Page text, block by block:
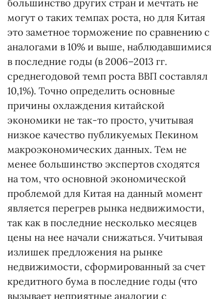
большинство других стран и мечтать не
могут о таких темпах роста, но для Китая
это заметное торможение по сравнению с
аналогами в 10% и выше, наблюдавшимися
в последние годы (в 2006–2013 гг.
среднегодовой темп роста ВВП составлял
10,1%). Точно определить основные
причины охлаждения китайской
экономики не так-то просто, учитывая
низкое качество публикуемых Пекином
макроэкономических данных. Тем не
менее большинство экспертов сходятся
на том, что основной экономической
проблемой для Китая на данный момент
является перегрев рынка недвижимости,
так как в последние несколько месяцев
цены на нее начали снижаться. Учитывая
излишек предложения на рынке
недвижимости, сформированный за счет
кредитного бума в последние годы (что
вызывает неприятные аналогии с